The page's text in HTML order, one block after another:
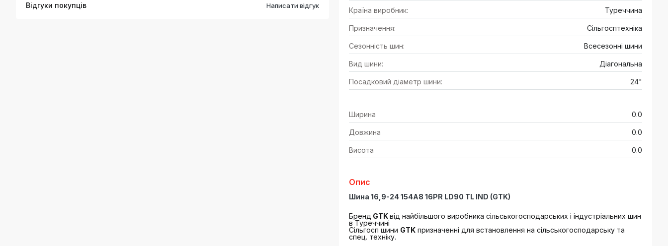
Відгуки покупців Написати відгук
Країна виробник: Туреччина
Призначення: Сільгосптехніка
Сезонність шин: Всесезонні шини
Вид шини: Діагональна
Посадковий діаметр шини: 24"
Ширина 0.0
Довжина 0.0
Висота 0.0
Опис
Шина 16,9-24 154A8 16PR LD90 TL IND (GTK)
Бренд GTKвід найбільшого виробника сільськогосподарських і індустріальних шин
в Туреччині
Сільгосп шини GTK призначенні для встановлення на сільськогосподарську та
спец. техніку.